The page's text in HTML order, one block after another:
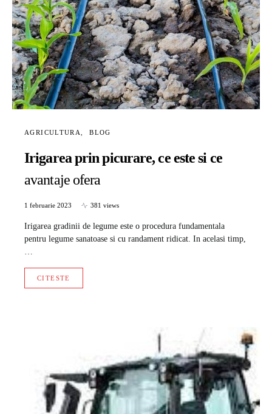
AGRICULTURA BLOG
Irigarea prin picurare, ce este si ce
avantaje ofera
1 februarie 2023 381 views
Irigarea gradinii de legume este o procedura fundamentala
pentru legume sanatoase si cu randament ridicat. In acelasi timp,
…
CITESTE